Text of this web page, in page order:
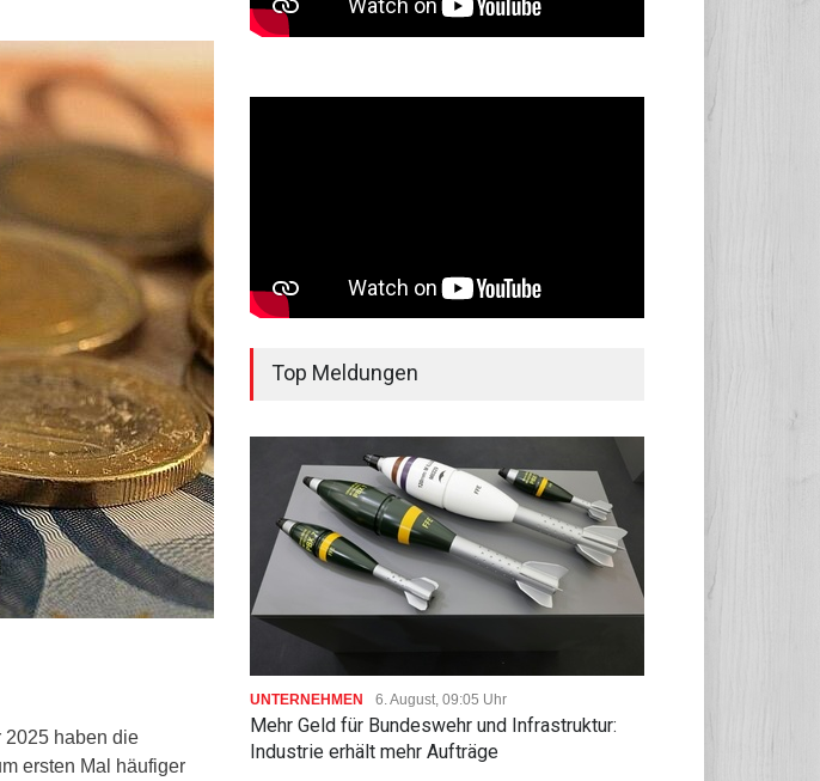
2025 haben die
ersten Mal häufiger
Top Meldungen
UNTERNEHMEN 6. August, 09:05 Uhr
Mehr Geld für Bundeswehr und Infrastruktur:
Industrie erhält mehr Aufträge